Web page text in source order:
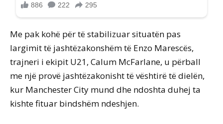
Me pak kohë për të stabilizuar situatën pas
largimit të jashtëzakonshëm të Enzo Marescës,
trajneri i ekipit U21, Calum McFarlane, u përball
me një provë jashtëzakonisht të vështirë të dielën,
kur Manchester City mund dhe ndoshta duhej ta
kishte fituar bindshëm ndeshjen.